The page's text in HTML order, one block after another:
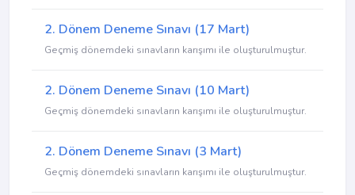
2. Dönem Deneme Sınavı (17 Mart)
Geçmiş dönemdeki sınavların karışımı ile oluşturulmuştur.
2. Dönem Deneme Sınavı (10 Mart)
Geçmiş dönemdeki sınavların karışımı ile oluşturulmuştur.
2. Dönem Deneme Sınavı (3 Mart)
Geçmiş dönemdeki sınavların karışımı ile oluşturulmuştur.